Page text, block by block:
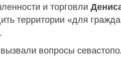
и торговли
территории «для
вопросы